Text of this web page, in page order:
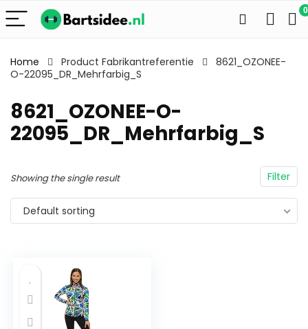
0
Home Product Fabrikantreferentie
8621_OZONEE-
O-22095_DR_Mehrfarbig_S
8621_OZONEE-O-
22095_DR_Mehrfarbig_S
Filter
Showing the single result
Default sorting